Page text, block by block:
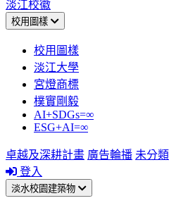
淡江校徽
校用圖樣
校用圖樣
淡江大學
宮燈商標
樸實剛毅
AI+SDGs=∞
ESG+AI=∞
卓越及深耕計畫 廣告輪播 未分類
登入
淡水校園建築物